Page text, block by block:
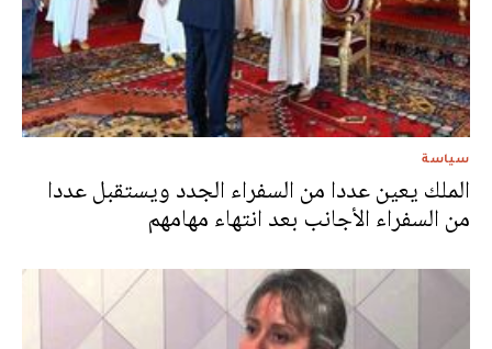
سياسة
الملك يعين عددا من السفراء الجدد ويستقبل عددا
من السفراء الأجانب بعد انتهاء مهامهم